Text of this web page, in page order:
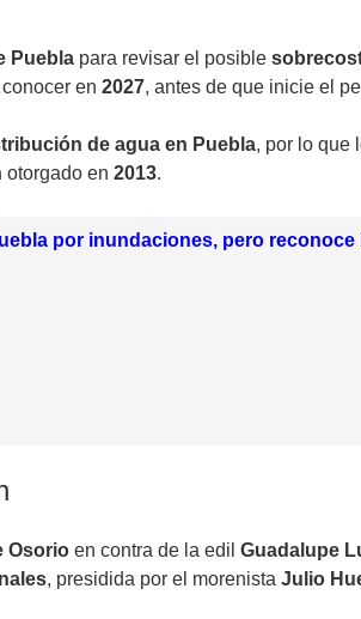
Puebla para revisar el posible
en 2027, antes de que inicie el
de agua en Puebla, por lo que
otorgado en 2013.
por inundaciones, pero
Osorio en contra de la edil Guadalupe
, presidida por el morenista Julio